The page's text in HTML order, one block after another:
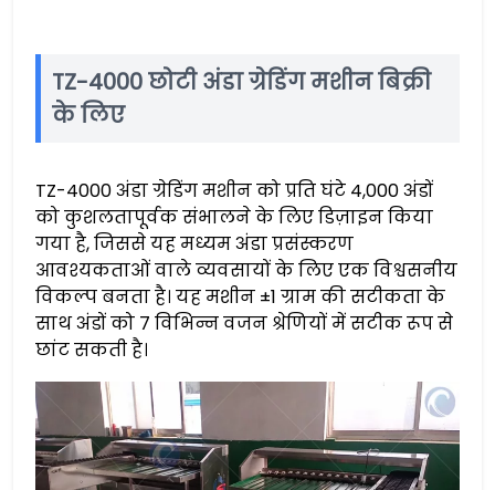
TZ-4000 छोटी अंडा ग्रेडिंग मशीन बिक्री
के लिए
TZ-4000 अंडा ग्रेडिंग मशीन को प्रति घंटे 4,000 अंडों
को कुशलतापूर्वक संभालने के लिए डिज़ाइन किया
गया है, जिससे यह मध्यम अंडा प्रसंस्करण
आवश्यकताओं वाले व्यवसायों के लिए एक विश्वसनीय
विकल्प बनता है। यह मशीन ±1 ग्राम की सटीकता के
साथ अंडों को 7 विभिन्न वजन श्रेणियों में सटीक रूप से
छांट सकती है।